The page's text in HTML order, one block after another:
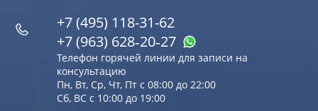
+7 (495) 118-31-62
+7 (963) 628‑20‑27
Телефон горячей линии для записи на
консультацию
Пн, Вт, Ср, Чт, Пт с 08:00 до 22:00
Сб, ВС с 10:00 до 19:00